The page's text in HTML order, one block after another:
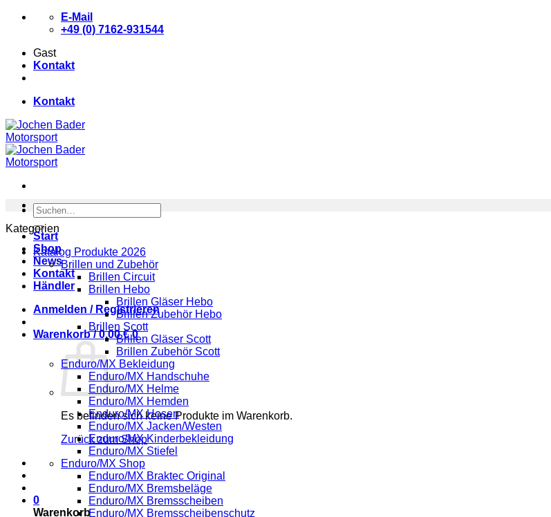
Zum
E-Mail
+49 (0) 7162-931544
Gast
Kontakt
Kontakt
Suchen
nach:
Start
Shop
News
Kontakt
Händler
Anmelden / Registrieren
Warenkorb /0,00€ 0
Es befinden sich keine Produkte im Warenkorb.
Zurück zum Shop
0
Warenkorb
Kategorien
Katalog Produkte 2026
Brillen und Zubehör
Brillen Circuit
Brillen Hebo
Brillen Gläser Hebo
Brillen Zubehör Hebo
Brillen Scott
Brillen Gläser Scott
Brillen Zubehör Scott
Enduro/MX Bekleidung
Enduro/MX Handschuhe
Enduro/MX Helme
Enduro/MX Hemden
Enduro/MX Hosen
Enduro/MX Jacken/Westen
Enduro/MX Kinderbekleidung
Enduro/MX Stiefel
Enduro/MX Shop
Enduro/MX Braktec Original
Enduro/MX Bremsbeläge
Enduro/MX Bremsscheiben
Enduro/MX Bremsscheibenschutz